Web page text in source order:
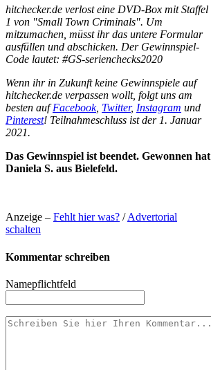
hitchecker.de verlost eine DVD-Box mit Staffel
1 von "Small Town Criminals". Um
mitzumachen, müsst ihr das untere Formular
ausfüllen und abschicken. Der Gewinnspiel-
Code lautet: #GS-serienchecks2020
Wenn ihr in Zukunft keine Gewinnspiele auf
hitchecker.de verpassen wollt, folgt uns am
besten aufFacebook, Twitter, Instagram und
Pinterest! Teilnahmeschluss ist der 1. Januar
2021.
Das Gewinnspiel ist beendet. Gewonnen hat
Daniela S. aus Bielefeld.
Anzeige – Fehlt hier was? /Advertorial
schalten
Kommentar schreiben
Namepflichtfeld